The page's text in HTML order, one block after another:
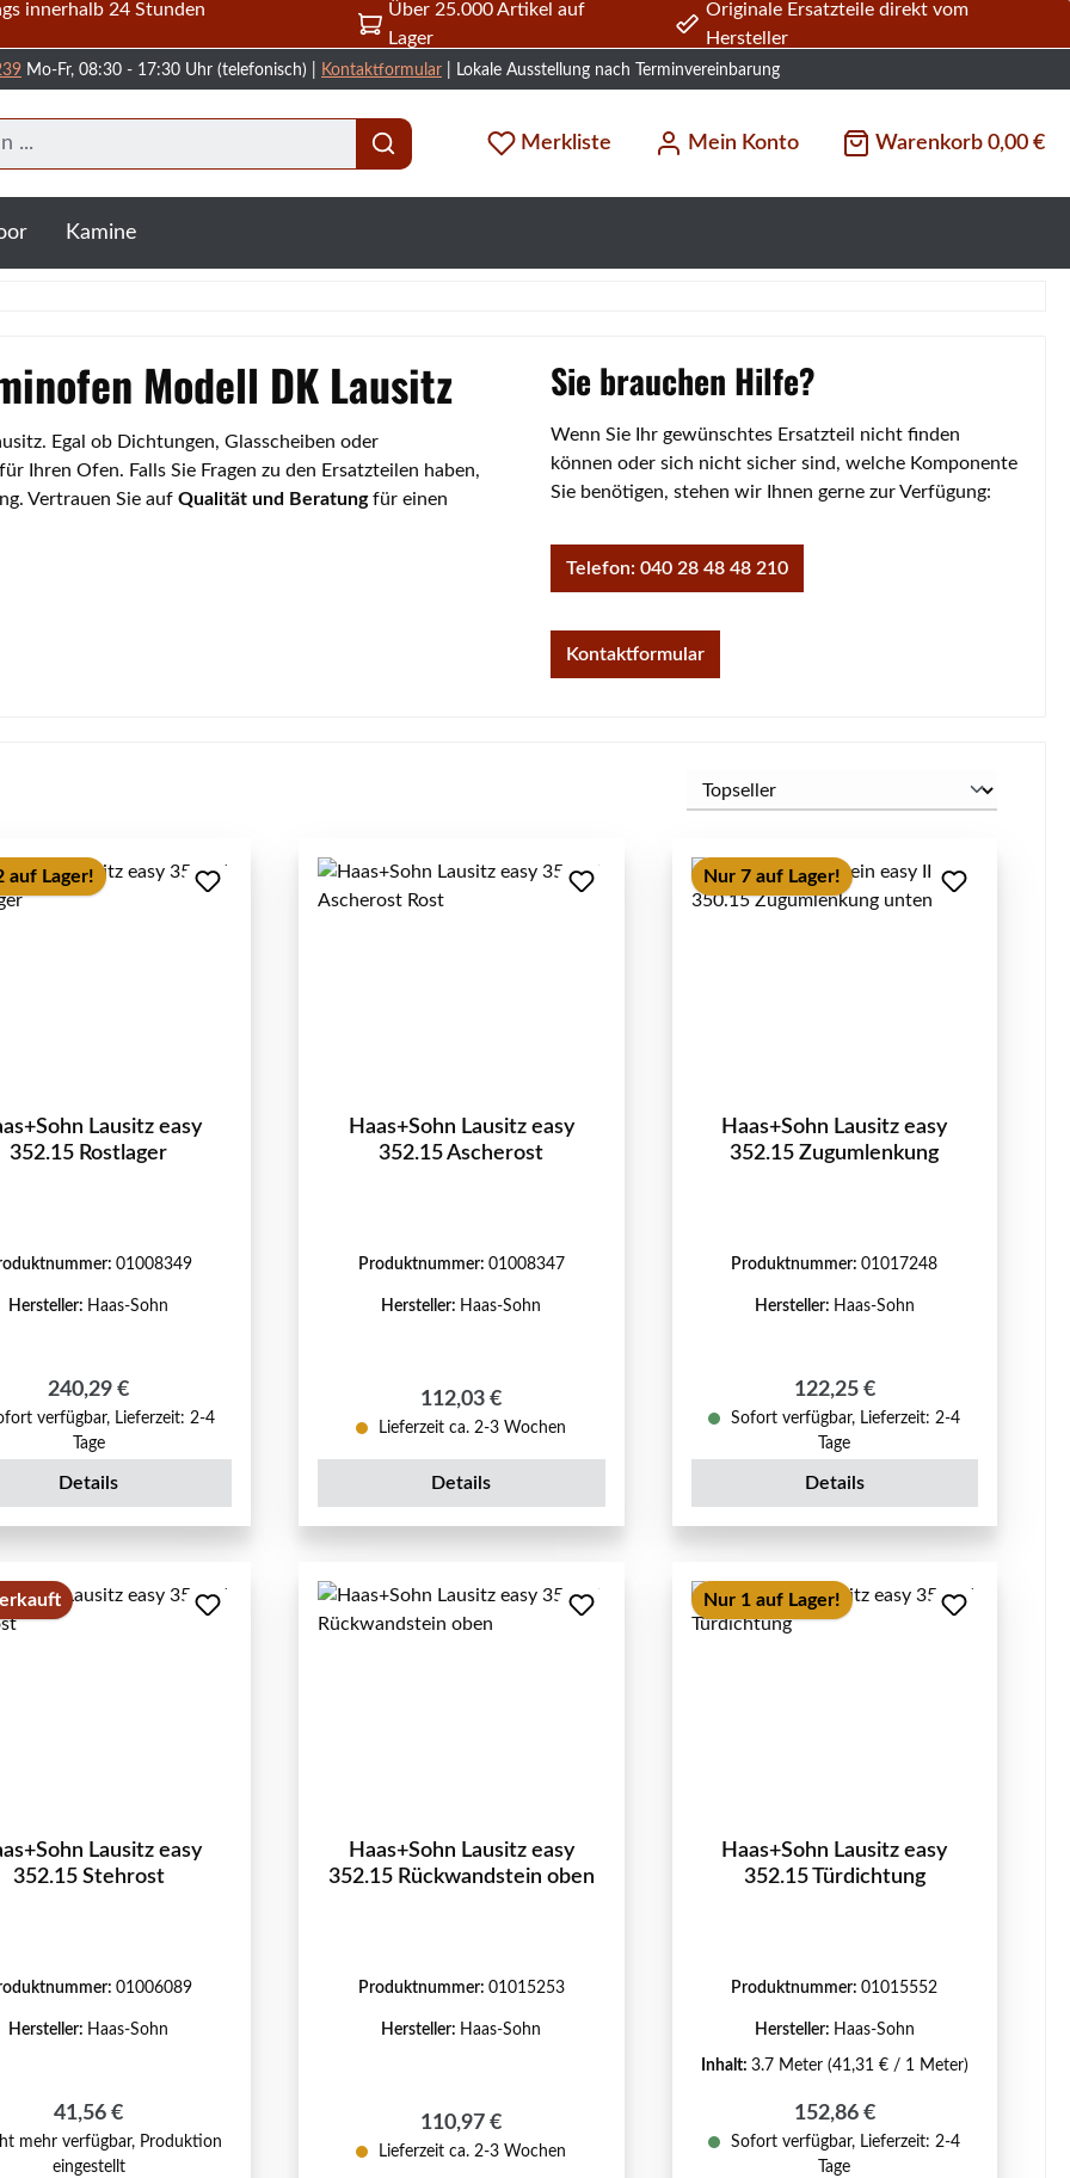
innerhalb 24 Stunden
Über 25.000 Artikel auf
Lager
Originale Ersatzteile direkt vom
Hersteller
Mo-Fr, 08:30 - 17:30 Uhr (telefonisch) | Kontaktformular | Lokale Ausstellung nach Terminvereinbarung
Merkliste Mein Konto Warenkorb 0,00 €
Kamine
Modell DK Lausitz
Egal ob Dichtungen, Glasscheiben oder
Ihren Ofen. Falls Sie Fragen zu den Ersatzteilen haben,
Vertrauen Sie auf Qualität und Beratungfür einen
Sie brauchen Hilfe?
Wenn Sie Ihr gewünschtes Ersatzteil nicht finden
können oder sich nicht sicher sind, welche Komponente
Sie benötigen, stehen wir Ihnen gerne zur Verfügung:
Telefon: 040 28 48 48 210
Kontaktformular
auf Lager!
Lausitz easy
352.15 Rostlager
01008349
Hersteller: Haas-Sohn
Regulärer Preis:
240,29 €
verfügbar, Lieferzeit: 2-4
Tage
Details
Haas+Sohn Lausitz easy
352.15 Ascherost
Produktnummer: 01008347
Hersteller: Haas-Sohn
Regulärer Preis:
112,03 €
Lieferzeit ca. 2-3 Wochen
Details
Nur 7 auf Lager!
Haas+Sohn Lausitz easy
352.15 Zugumlenkung
Produktnummer:01017248
Hersteller: Haas-Sohn
Regulärer Preis:
122,25 €
Sofort verfügbar, Lieferzeit: 2-4
Tage
Details
Lausitz easy
352.15 Stehrost
01006089
Hersteller: Haas-Sohn
Regulärer Preis:
41,56 €
mehr verfügbar, Produktion
eingestellt
Haas+Sohn Lausitz easy
352.15 Rückwandstein oben
Produktnummer: 01015253
Hersteller: Haas-Sohn
Regulärer Preis:
110,97 €
Lieferzeit ca. 2-3 Wochen
Nur 1 auf Lager!
Haas+Sohn Lausitz easy
352.15 Türdichtung
Produktnummer:01015552
Hersteller: Haas-Sohn
Inhalt: 3.7 Meter (41,31 € / 1 Meter)
Regulärer Preis:
152,86 €
Sofort verfügbar, Lieferzeit: 2-4
Tage